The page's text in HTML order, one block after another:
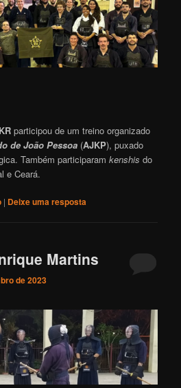
participou de um treino organizado
de João Pessoa (AJKP), puxado
Também participaramkenshis do
e Ceará.
| Deixe uma resposta
Martins
de 2023